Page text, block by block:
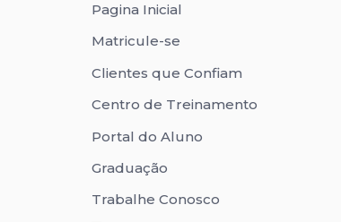
Pagina Inicial
Matricule-se
Clientes que Confiam
Centro de Treinamento
Portal do Aluno
Graduação
Trabalhe Conosco